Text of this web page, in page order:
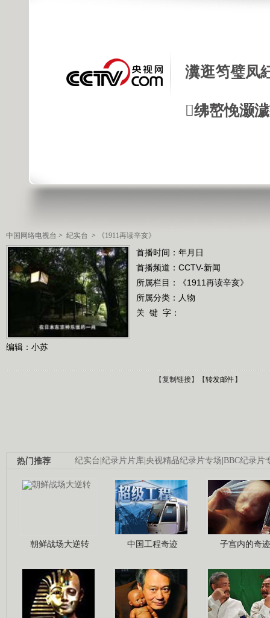
瀵逛笉璧凤
绋嶅悗灏
中国网络电视台 > 纪实台 > 《1911再读辛亥》
首播时间：年月日
首播频道： CCTV-新闻
所属栏目：
《1911再读辛亥》
所属分类：人物
关 键 字：
编辑：小苏
【复制链接】【转发邮件】
纪实台|纪录片片库|央视精品纪录片专场|BBC纪录片
热门推荐
朝鲜战场大逆转 中国工程奇迹 子宫内的奇迹